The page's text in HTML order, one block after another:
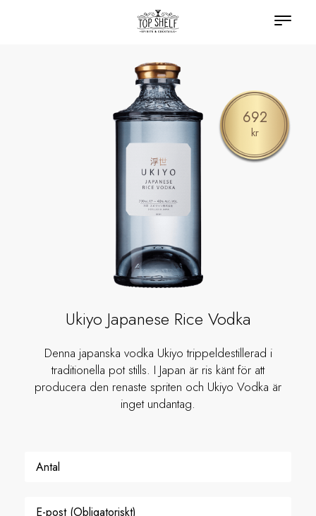
692
kr
Ukiyo Japanese Rice Vodka
Denna japanska vodka Ukiyo trippeldestillerad i
traditionella pot stills. I Japan är ris känt för att
producera den renaste spriten och Ukiyo Vodka är
inget undantag.